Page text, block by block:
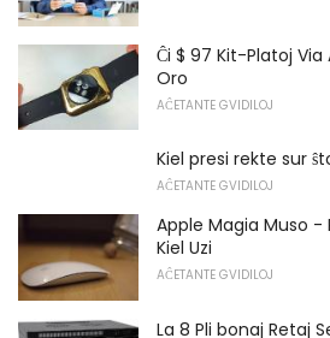
Ĉi $ 97 Kit-Platoj
Oro
AĈETANTE GVIDILOJ
Kiel presi rekte sur
AĈETANTE GVIDILOJ
Apple Magia Muso -
Kiel Uzi
AĈETANTE GVIDILOJ
La 8 Pli bonaj Retaj